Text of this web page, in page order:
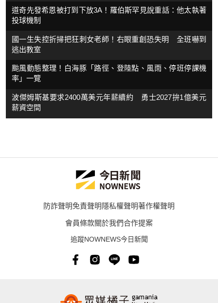
道奇先發希恩被打到下放3A！羅伯斯罕見說重話：他太執著
投球機制
國一生失控折掃把狂刺女老師！右眼重創恐失明 全班嚇到
逃出教室
颱風動態整理！白海豚「路徑、登陸點、風雨、停班停課機
率」一覽
波傑姆斯基要求2400萬美元年薪續約 勇士2027拚1億美元
薪資空間
防詐聲明免責聲明隱私權聲明著作權聲明
會員條款關於我們合作提案
追蹤NOWNEWS今日新聞